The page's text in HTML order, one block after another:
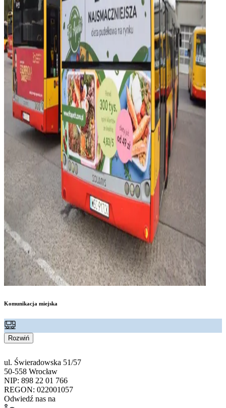
Komunikacja miejska
Rozwiń
ul. Świeradowska 51/57
50-558 Wrocław
NIP: 898 22 01 766
REGON: 022001057
Odwiedź nas na